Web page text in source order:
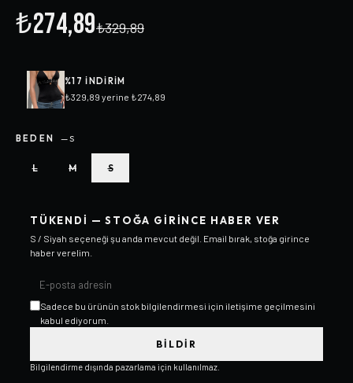
₺274,89₺329,89
%17 INDIRIM
₺329,89 yerine ₺274,89
BEDEN —S
L M S
TÜKENDI — STOĞA GIRINCE HABER VER
S / Siyah seçeneği şu anda mevcut değil. Email bırak, stoğa girince
haber verelim.
Sadece bu ürünün stok bilgilendirmesi için iletişime geçilmesini
kabul ediyorum.
BILDIR
Bilgilendirme dışında pazarlama için kullanılmaz.